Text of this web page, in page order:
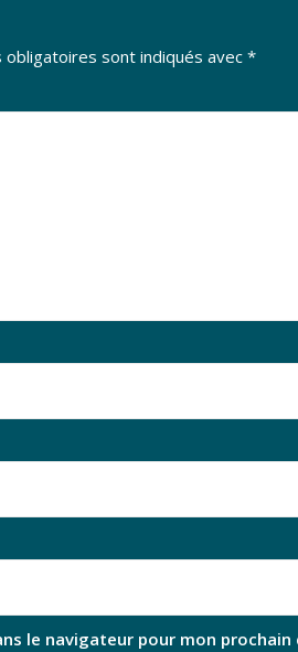
obligatoires sont indiqués avec *
le navigateur pour mon prochain